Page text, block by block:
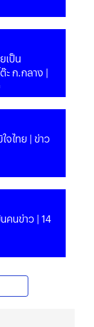
เป็น
ก.กลาง |
| ข่าว
คนข่าว | 14